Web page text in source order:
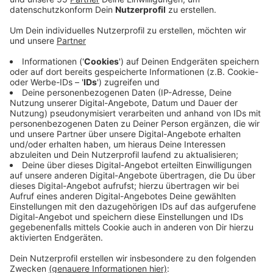
Besonders die geplante Senkung der Stromsteuer
gute Nachrichten für die Wirtschaft. Auch die
vorgesehene Bürokratieentlastung müsse jetzt zügig
bei den Unternehmen ankommen. Darüber hinaus
begrüßt die Unternehmerschaft die Flexibilisierung der
Arbeitszeit. Geplant ist demnach eine wöchentliche
statt einer täglichen Höchstarbeitszeitgrenze. Kritisch
sieht der Verband hingegen die Absicht der Politik,
weiter in die Lohnfindung und somit in die
Tarifautonomie eingreifen zu wollen. Darüber hinaus
vermisst die Unternehmerschaft Niederrhein
notwendige strukturelle Reformen zur Senkung der
Lohnzusatzkosten.